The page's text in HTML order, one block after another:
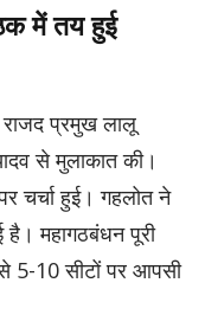
में तय हुई
प्रमुख लालू
से मुलाकात की।
चर्चा हुई। गहलोत ने
है। महागठबंधन पूरी
5-10 सीटों पर आपसी